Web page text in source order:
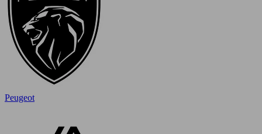
Peugeot